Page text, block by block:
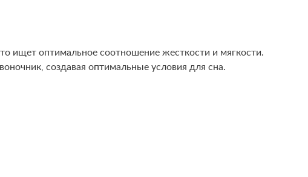
ищет оптимальное соотношение жесткости и мягкости.
создавая оптимальные условия для сна.